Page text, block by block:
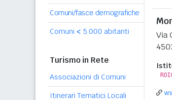
Comuni/fasce demografiche
Comuni < 5.000 abitanti
Turismo in Rete
Associazioni di Comuni
Itinerari Tematici Locali
Via